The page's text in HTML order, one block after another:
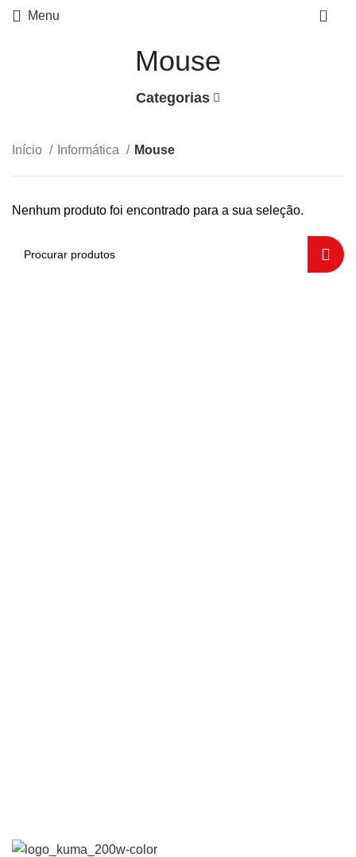
Menu 0
Mouse
Categorias
Início Informática Mouse
Nenhum produto foi encontrado para a sua seleção.